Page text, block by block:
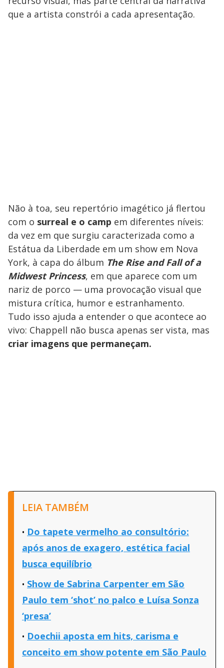
que a artista constrói a cada apresentação.
Não à toa, seu repertório imagético já flertou
com o surreal e o camp em diferentes níveis:
da vez em que surgiu caracterizada como a
Estátua da Liberdade em um show em Nova
York, à capa do álbum The Rise and Fall of a
Midwest Princess, em que aparece com um
nariz de porco — uma provocação visual que
mistura crítica, humor e estranhamento.
Tudo isso ajuda a entender o que acontece ao
vivo: Chappell não busca apenas ser vista, mas
criar imagens que permaneçam.
LEIA TAMBÉM
Do tapete vermelho ao consultório:
após anos de exagero, estética facial
busca equilíbrio
Show de Sabrina Carpenter em São
Paulo tem ‘shot’ no palco e Luísa Sonza
‘presa’
Doechii aposta em hits, carisma e
conceito em show potente em São Paulo